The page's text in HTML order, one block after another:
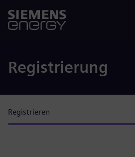
Registrierung
Registrieren